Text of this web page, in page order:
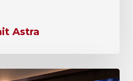
Astra